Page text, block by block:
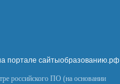
портале сайтыобразованию.рф
российского ПО (на основании